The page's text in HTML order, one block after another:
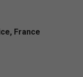
France